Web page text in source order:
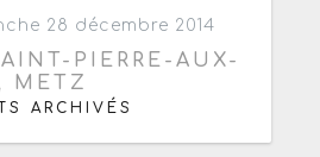
28 décembre 2014
PIERRE-AUX-
METZ
ARCHIVÉS